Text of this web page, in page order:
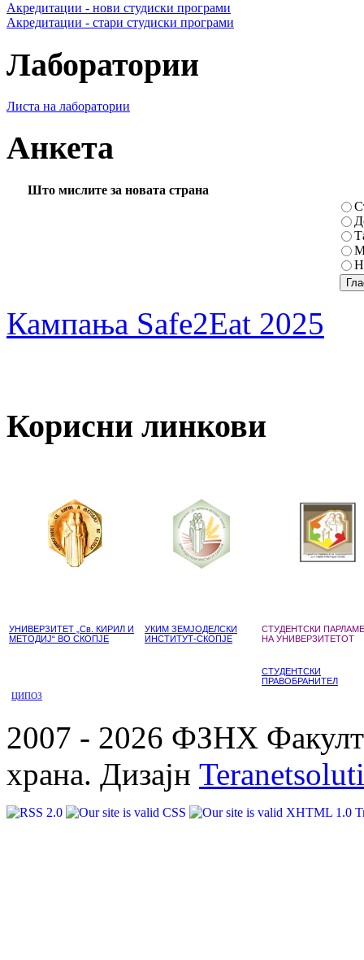
Акредитации - нови студиски програми
Акредитации - стари студиски програми
Лаборатории
Листа на лаборатории
Анкета
Што мислите за новата страна
Кампања Safe2Eat 2025
Корисни линкови
УНИВЕРЗИТЕТ „Св. КИРИЛ И
МЕТОДИЈ“ ВО СКОПЈЕ
УКИМ ЗЕМЈОДЕЛСКИ
ИНСТИТУТ-СКОПЈЕ
СТУДЕНТСКИ
НА УНИВЕРЗИТЕТОТ
СТУДЕНТСКИ
ПРАВОБРАНИТЕЛ
ЦИПОЗ
2007 - 2026 ФЗНХ
храна. Дизајн